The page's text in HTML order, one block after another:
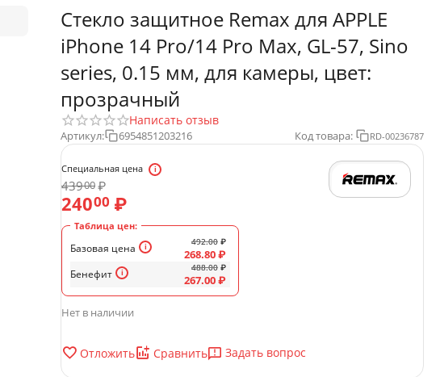
Стекло защитное Remax для APPLE
iPhone 14 Pro/14 Pro Max, GL-57, Sino
series, 0.15 мм, для камеры, цвет:
прозрачный
Написать отзыв
Артикул: 6954851203216 Код товара: RD-00236787
Специальная цена
43900₽
24000 ₽
Таблица цен:
Базовая цена
Бенефит
492.00 ₽
268.80₽
488.00 ₽
267.00₽
Нет в наличии
Отложить Сравнить Задать вопрос